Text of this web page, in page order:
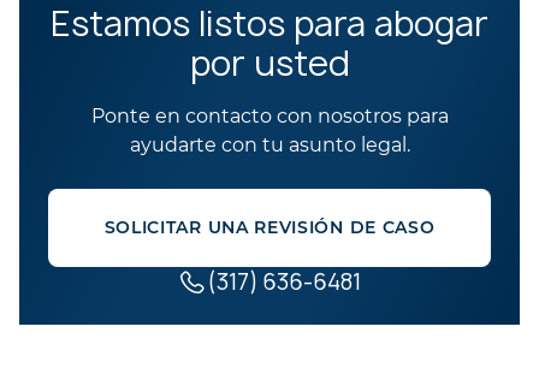
Estamos listos para abogar
por usted
Ponte en contacto con nosotros para
ayudarte con tu asunto legal.
SOLICITAR UNA REVISIÓN DE CASO
(317) 636-6481